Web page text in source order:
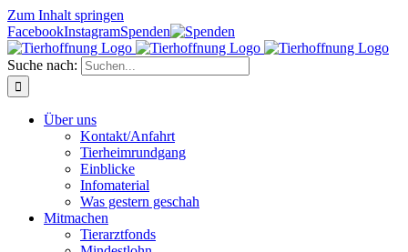
Zum Inhalt springen
FacebookInstagramSpenden
Suche nach:
Über uns
Kontakt/Anfahrt
Tierheimrundgang
Einblicke
Infomaterial
Was gestern geschah
Mitmachen
Tierarztfonds